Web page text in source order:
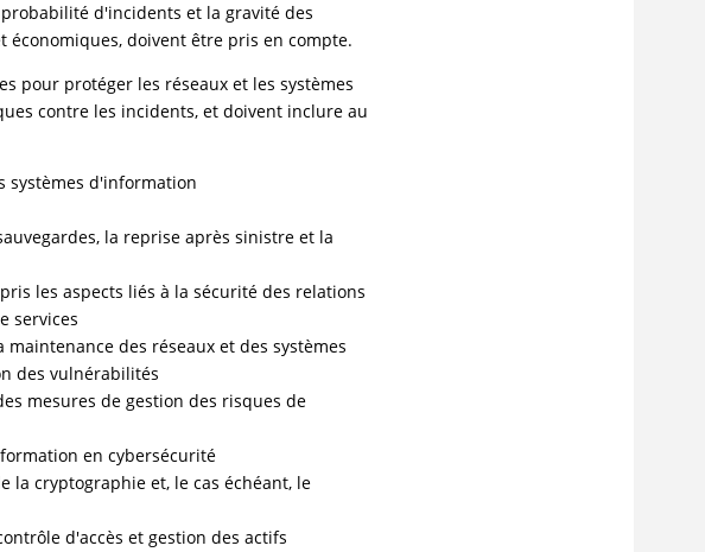
d'incidents et la gravité des
économiques, doivent être pris en compte.
pour protéger les réseaux et les systèmes
contre les incidents, et doivent inclure au
systèmes d'information
la reprise après sinistre et la
les aspects liés à la sécurité des relations
services
des réseaux et des systèmes
des vulnérabilités
mesures de gestion des risques de
en cybersécurité
la cryptographie et, le cas échéant, le
d'accès et gestion des actifs